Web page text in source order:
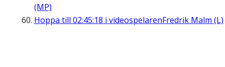
(MP)
Hoppa till 02:45:18 i videospelarenFredrik Malm (L)